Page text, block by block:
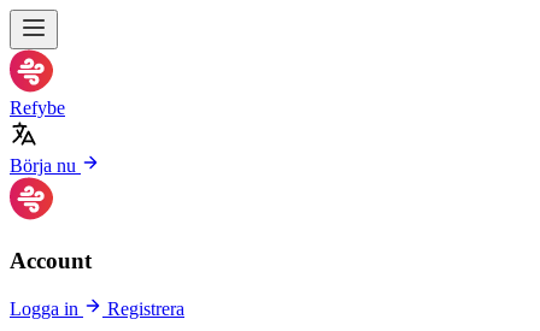
Refybe
Börja nu
Account
Logga in Registrera